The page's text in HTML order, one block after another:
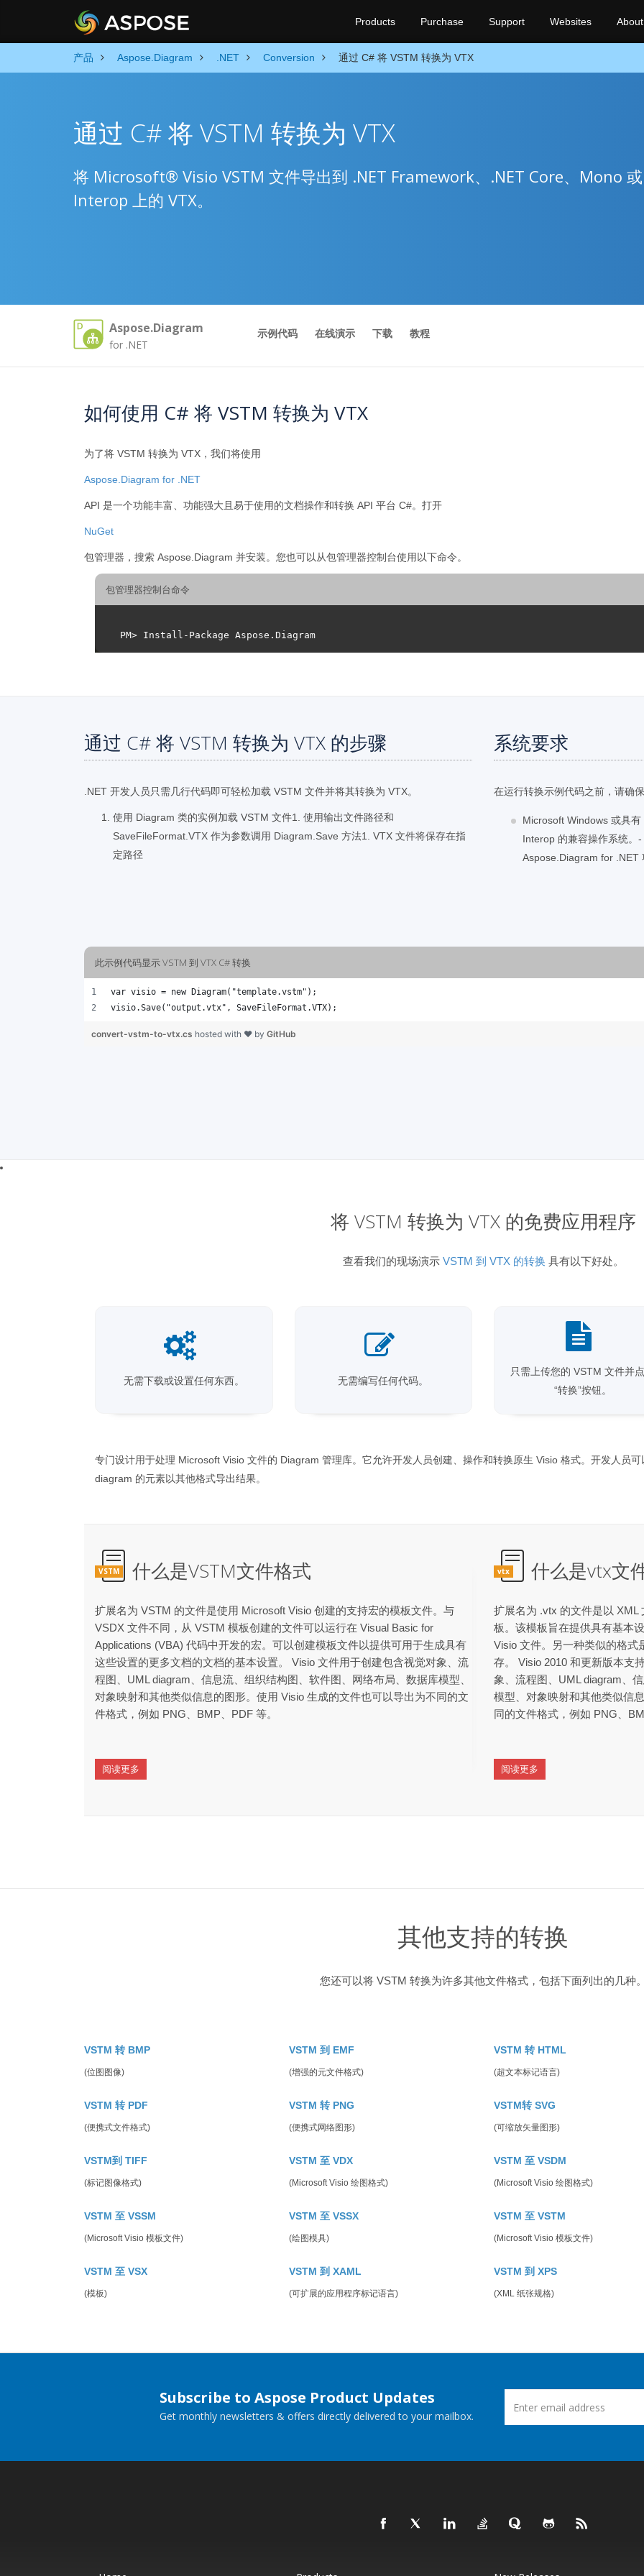
Products Purchase Support Websites About
产品 Aspose.Diagram .NET Conversion 通过 C# 将 VSTM 转换为 VTX
通过 C# 将 VSTM 转换为 VTX
将 Microsoft® Visio VSTM 文件导出到 .NET Framework、.NET Core、Mono 或
Interop 上的 VTX。
Aspose.Diagram
for .NET
示例代码 在线演示 下载 教程
如何使用 C# 将 VSTM 转换为 VTX
为了将 VSTM 转换为 VTX，我们将使用
Aspose.Diagram for .NET
API 是一个功能丰富、功能强大且易于使用的文档操作和转换 API 平台 C#。打开
NuGet
包管理器，搜索 Aspose.Diagram 并安装。您也可以从包管理器控制台使用以下命令。
包管理器控制台命令
通过 C# 将 VSTM 转换为 VTX 的步骤
.NET 开发人员只需几行代码即可轻松加载 VSTM 文件并将其转换为 VTX。
使用 Diagram 类的实例加载 VSTM 文件1. 使用输出文件路径和
SaveFileFormat.VTX 作为参数调用 Diagram.Save 方法1. VTX 文件将保存在指
定路径
系统要求
在运行转换示例代码之前，请确
Microsoft Windows 或具
Interop 的兼容操作系统。
Aspose.Diagram for .NET
此示例代码显示 VSTM 到 VTX C# 转换
var visio = new Diagram("template.vstm");
visio.Save("output.vtx", SaveFileFormat.VTX);
convert-vstm-to-vtx.cs hosted with ❤ by GitHub
将 VSTM 转换为 VTX 的免费应用程序
查看我们的现场演示 VSTM 到 VTX 的转换 具有以下好处。
无需下载或设置任何东西。 无需编写任何代码。
只需上传您的 VSTM 文件并
“转换”按钮。
专门设计用于处理 Microsoft Visio 文件的 Diagram 管理库。它允许开发人员创建、操作和转换原生 Visio 格式。开发人员
diagram 的元素以其他格式导出结果。
VSTM 什么是VSTM文件格式
扩展名为 VSTM 的文件是使用 Microsoft Visio 创建的支持宏的模板文件。与
VSDX 文件不同，从 VSTM 模板创建的文件可以运行在 Visual Basic for
Applications (VBA) 代码中开发的宏。可以创建模板文件以提供可用于生成具有
这些设置的更多文档的文档的基本设置。 Visio 文件用于创建包含视觉对象、流
程图、UML diagram、信息流、组织结构图、软件图、网络布局、数据库模型、
对象映射和其他类似信息的图形。使用 Visio 生成的文件也可以导出为不同的文
件格式，例如 PNG、BMP、PDF 等。
阅读更多
vtx 什么是vtx文
扩展名为 .vtx 的文件是以 XML
板。该模板旨在提供具有基本
Visio 文件。另一种类似的格式
存。 Visio 2010 和更新版本支
象、流程图、UML diagram、
模型、对象映射和其他类似信
同的文件格式，例如 PNG、
阅读更多
其他支持的转换
您还可以将 VSTM 转换为许多其他文件格式，包括下面列出的几种。
VSTM 转 BMP
(位图图像)
VSTM 到 EMF
(增强的元文件格式)
VSTM 转 HTML
(超文本标记语言)
VSTM 转 PDF
(便携式文件格式)
VSTM 转 PNG
(便携式网络图形)
VSTM转 SVG
(可缩放矢量图形)
VSTM到 TIFF
(标记图像格式)
VSTM 至 VDX
(Microsoft Visio 绘图格式)
VSTM 至 VSDM
(Microsoft Visio 绘图格式)
VSTM 至 VSSM
(Microsoft Visio 模板文件)
VSTM 至 VSSX
(绘图模具)
VSTM 至 VSTM
(Microsoft Visio 模板文件)
VSTM 至 VSX
(模板)
VSTM 到 XAML
(可扩展的应用程序标记语言)
VSTM 到 XPS
(XML 纸张规格)
Subscribe to Aspose Product Updates
Get monthly newsletters & offers directly delivered to your mailbox.